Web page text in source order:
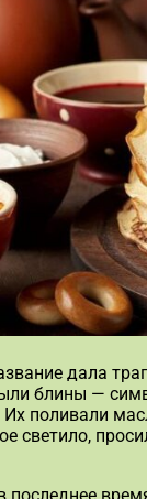
дала
блины —
Их поливали
светило,